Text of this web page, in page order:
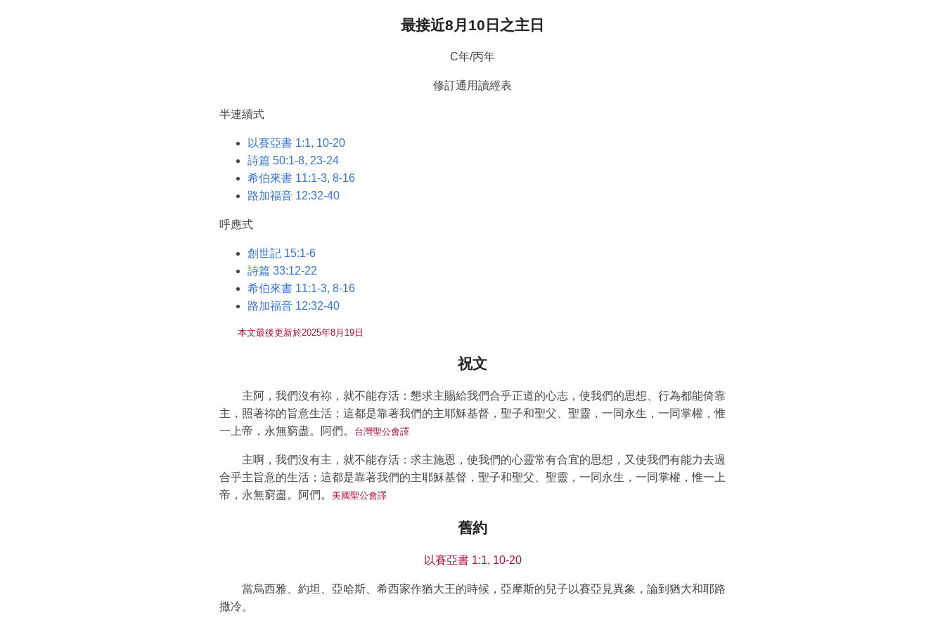
最接近8月10日之主日
C年/丙年
修訂通用讀經表
半連續式
以賽亞書 1:1, 10-20
詩篇 50:1-8, 23-24
希伯來書 11:1-3, 8-16
路加福音 12:32-40
呼應式
創世記 15:1-6
詩篇 33:12-22
希伯來書 11:1-3, 8-16
路加福音 12:32-40
本文最後更新於2025年8月19日
祝文
主阿，我們沒有祢，就不能存活：懇求主賜給我們合乎正道的心志，使我們的思想、行為都能倚靠
主，照著祢的旨意生活；這都是靠著我們的主耶穌基督，聖子和聖父、聖靈，一同永生，一同掌權，惟
一上帝，永無窮盡。阿們。
台灣聖公會譯
主啊，我們沒有主，就不能存活：求主施恩，使我們的心靈常有合宜的思想，又使我們有能力去過
合乎主旨意的生活；這都是靠著我們的主耶穌基督，聖子和聖父、聖靈，一同永生，一同掌權，惟一上
帝，永無窮盡。阿們。 美國聖公會譯
舊約
以賽亞書 1:1, 10-20
當烏西雅、約坦、亞哈斯、希西家作猶大王的時候，亞摩斯的兒子以賽亞見異象，論到猶大和耶路
撒冷。